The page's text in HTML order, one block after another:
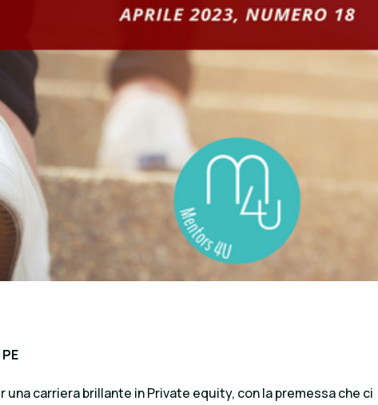
una carriera brillante in Private equity, con la premessa che ci